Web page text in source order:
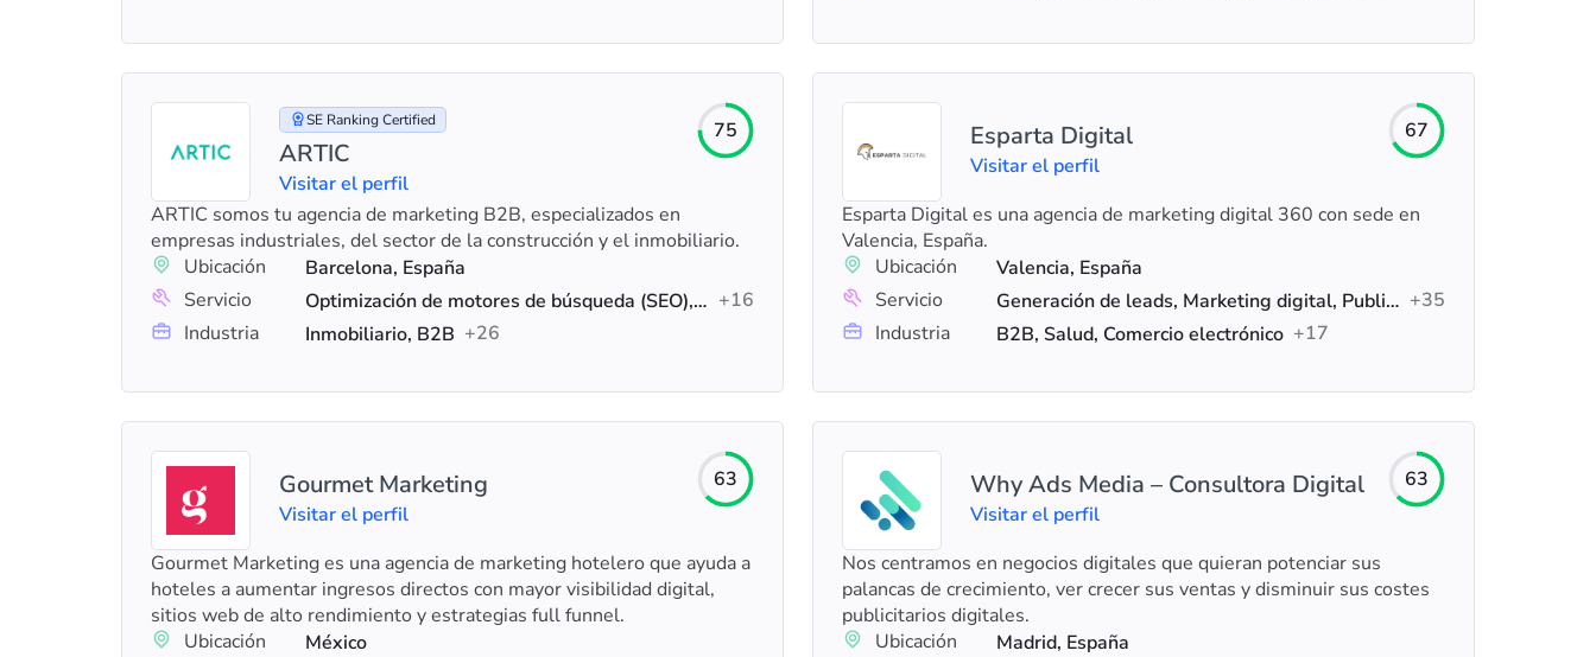
SE Ranking Certified
ARTIC
Visitar el perfil
75
ARTIC somos tu agencia de marketing B2B, especializados en
empresas industriales, del sector de la construcción y el inmobiliario.
Ubicación
Barcelona, España
Servicio
Optimización de motores de búsqueda (SEO), Marketing digital, Diseño web +16
Industria
Inmobiliario, B2B +26
Esparta Digital
Visitar el perfil
67
Esparta Digital es una agencia de marketing digital 360 con sede en
Valencia, España.
Ubicación
Valencia, España
Servicio
Generación de leads, Marketing digital, Publicidad +35
Industria
B2B, Salud, Comercio electrónico +17
Gourmet Marketing
Visitar el perfil
63
Gourmet Marketing es una agencia de marketing hotelero que ayuda a
hoteles a aumentar ingresos directos con mayor visibilidad digital,
sitios web de alto rendimiento y estrategias full funnel.
Ubicación
México
Why Ads Media – Consultora Digital
Visitar el perfil
63
Nos centramos en negocios digitales que quieran potenciar sus
palancas de crecimiento, ver crecer sus ventas y disminuir sus costes
publicitarios digitales.
Ubicación
Madrid, España